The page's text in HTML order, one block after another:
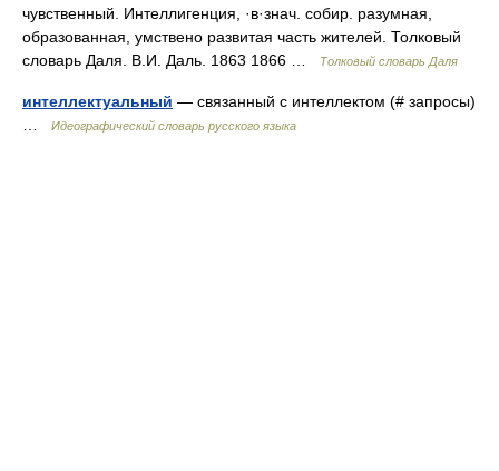
чувственный. Интеллигенция, ·в·знач. собир. разумная,
образованная, умствено развитая часть жителей. Толковый
словарь Даля. В.И. Даль. 1863 1866 …
Толковый словарь Даля
интеллектуальный — связанный с интеллектом (# запросы)
Идеографический словарь русского языка